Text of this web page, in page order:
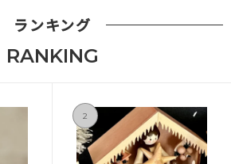
ランキング
RANKING
2